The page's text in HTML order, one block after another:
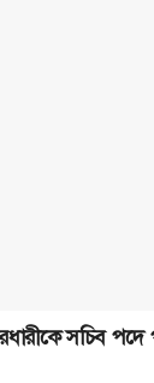
সচিব পদে